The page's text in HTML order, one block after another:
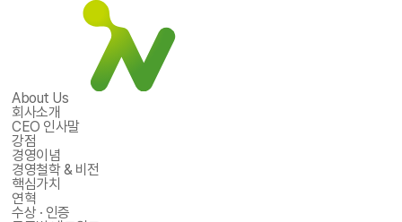
About Us
회사소개
CEO 인사말
강점
경영이념
경영철학 & 비전
핵심가치
연혁
수상 · 인증